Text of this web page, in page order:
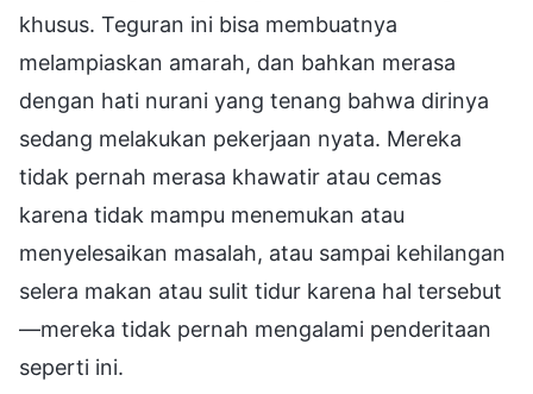
khusus. Teguran ini bisa membuatnya
melampiaskan amarah, dan bahkan merasa
dengan hati nurani yang tenang bahwa dirinya
sedang melakukan pekerjaan nyata. Mereka
tidak pernah merasa khawatir atau cemas
karena tidak mampu menemukan atau
menyelesaikan masalah, atau sampai kehilangan
selera makan atau sulit tidur karena hal tersebut
—mereka tidak pernah mengalami penderitaan
seperti ini.